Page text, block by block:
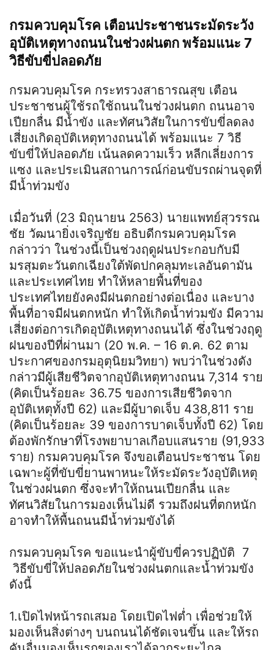
กรมควบคุมโรค เตือนประชาชนระมัดระวัง
อุบัติเหตุทางถนนในช่วงฝนตก พร้อมแนะ 7
วิธีขับขี่ปลอดภัย
กรมควบคุมโรค กระทรวงสาธารณสุข เตือน
ประชาชนผู้ใช้รถใช้ถนนในช่วงฝนตก ถนนอาจ
เปียกลื่น มีน้ำขัง และทัศนวิสัยในการขับขี่ลดลง
เสี่ยงเกิดอุบัติเหตุทางถนนได้ พร้อมแนะ 7 วิธี
ขับขี่ให้ปลอดภัย เน้นลดความเร็ว หลีกเลี่ยงการ
แซง และประเมินสถานการณ์ก่อนขับรถผ่านจุดที่
มีน้ำท่วมขัง
เมื่อวันที่ (23 มิถุนายน 2563) นายแพทย์สุวรรณ
ชัย วัฒนายิ่งเจริญชัย อธิบดีกรมควบคุมโรค
กล่าวว่า ในช่วงนี้เป็นช่วงฤดูฝนประกอบกับมี
มรสุมตะวันตกเฉียงใต้พัดปกคลุมทะเลอันดามัน
และประเทศไทย ทำให้หลายพื้นที่ของ
ประเทศไทยยังคงมีฝนตกอย่างต่อเนื่อง และบาง
พื้นที่อาจมีฝนตกหนัก ทำให้เกิดน้ำท่วมขัง มีความ
เสี่ยงต่อการเกิดอุบัติเหตุทางถนนได้ ซึ่งในช่วงฤดู
ฝนของปีที่ผ่านมา (20 พ.ค. – 16 ต.ค. 62 ตาม
ประกาศของกรมอุตุนิยมวิทยา) พบว่าในช่วงดัง
กล่าวมีผู้เสียชีวิตจากอุบัติเหตุทางถนน 7,314 ราย
(คิดเป็นร้อยละ 36.75 ของการเสียชีวิตจาก
อุบัติเหตุทั้งปี 62) และมีผู้บาดเจ็บ 438,811 ราย
(คิดเป็นร้อยละ 39 ของการบาดเจ็บทั้งปี 62) โดย
ต้องพักรักษาที่โรงพยาบาลเกือบแสนราย (91,933
ราย) กรมควบคุมโรค จึงขอเตือนประชาชน โดย
เฉพาะผู้ที่ขับขี่ยานพาหนะให้ระมัดระวังอุบัติเหตุ
ในช่วงฝนตก ซึ่งจะทำให้ถนนเปียกลื่น และ
ทัศนวิสัยในการมองเห็นไม่ดี รวมถึงฝนที่ตกหนัก
อาจทำให้พื้นถนนมีน้ำท่วมขังได้
กรมควบคุมโรค ขอแนะนำผู้ขับขี่ควรปฏิบัติ 7
วิธีขับขี่ให้ปลอดภัยในช่วงฝนตกและน้ำท่วมขัง
ดังนี้
1.เปิดไฟหน้ารถเสมอ โดยเปิดไฟต่ำ เพื่อช่วยให้
มองเห็นสิ่งต่างๆ บนถนนได้ชัดเจนขึ้น และให้รถ